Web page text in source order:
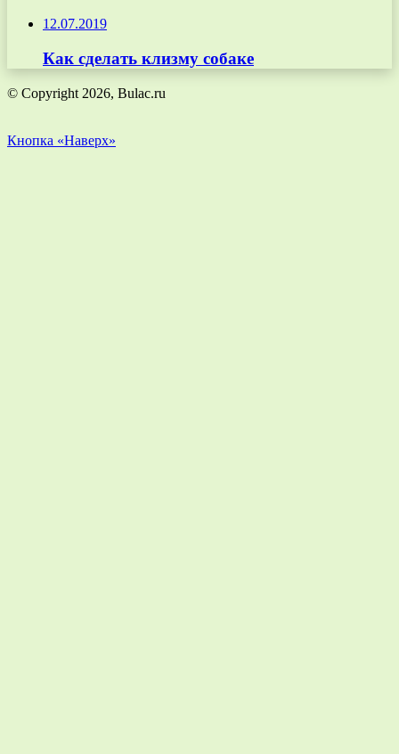
12.07.2019
Как сделать клизму собаке
© Copyright 2026, Bulac.ru
Кнопка «Наверх»